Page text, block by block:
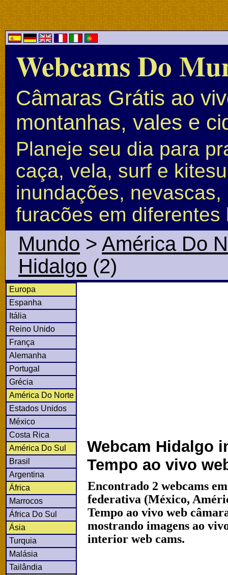
Webcams Do
Câmaras Grátis ao
montanhas, vales e
Planeje seu dia para
caça, vela, surf e
inundações,
furacões em
Mundo > América Do
Hidalgo (2)
Europa
Espanha
Itália
Reino Unido
França
Alemanha
Portugal
Grécia
América Do Norte
Estados Unidos
México
Costa Rica
América Do Sul
Brasil
Argentina
África
Marrocos
África Do Sul
Ásia
Turquia
Malásia
Tailândia
Webcam Hidalgo
Tempo ao vivo
Encontrado 2 webcams
federativa (México,
Tempo ao vivo web
mostrando imagens ao
interior web cams.